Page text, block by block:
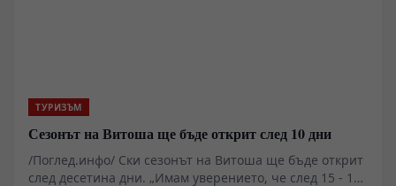
ТУРИЗЪМ
Сезонът на Витоша ще бъде открит след 10 дни
/Поглед.инфо/ Ски сезонът на Витоша ще бъде открит
след десетина дни. „Имам уверението, че след 15 - 16